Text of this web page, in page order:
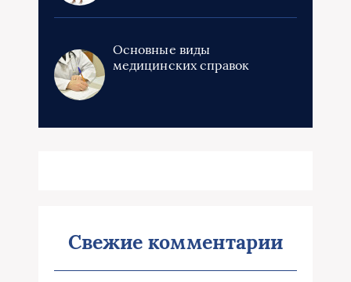
Основные виды
медицинских справок
Свежие комментарии